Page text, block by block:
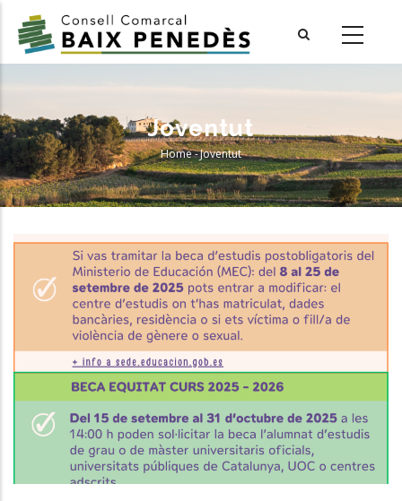
main
Joventut
Breadcrumb
Home-Joventut
INformació Important: Beques
D’estudis Postobligatoris Curs
2025-2026
Educació
Joventut